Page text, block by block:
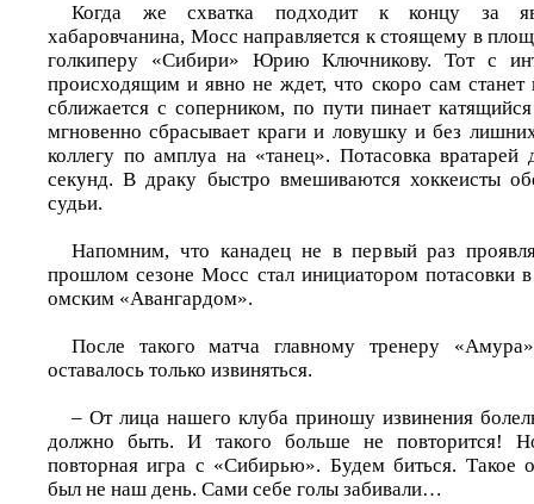
Когда же схватка подходит к концу за
хабаровчанина, Мосс направляется к стоящему в
голкиперу «Сибири» Юрию Ключникову. Тот с
происходящим и явно не ждет, что скоро сам станет
сближается с соперником, по пути пинает
мгновенно сбрасывает краги и ловушку и без
коллегу по амплуа на «танец». Потасовка вратарей
секунд. В драку быстро вмешиваются хоккеисты
судьи.
Напомним, что канадец не в первый раз
прошлом сезоне Мосс стал инициатором потасовки
омским «Авангардом».
После такого матча главному тренеру
оставалось только извиняться.
– От лица нашего клуба приношу извинения
должно быть. И такого больше не повторится!
повторная игра с «Сибирью». Будем биться. Такое
был не наш день. Сами себе голы забивали…